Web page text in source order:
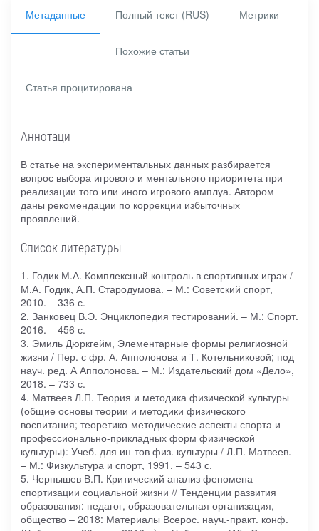
Метаданные Полный текст (RUS) Метрики
Похожие статьи
Статья процитирована
Аннотаци
В статье на экспериментальных данных разбирается
вопрос выбора игрового и ментального приоритета при
реализации того или иного игрового амплуа. Автором
даны рекомендации по коррекции избыточных
проявлений.
Список литературы
1. Годик М.А. Комплексный контроль в спортивных играх /
М.А. Годик, А.П. Стародумова. – М.: Советский спорт,
2010. – 336 с.
2. Занковец В.Э. Энциклопедия тестирований. – М.: Спорт.
2016. – 456 с.
3. Эмиль Дюркгейм, Элементарные формы религиозной
жизни / Пер. с фр. А. Апполонова и Т. Котельниковой; под
науч. ред. А Апполонова. – М.: Издательский дом «Дело»,
2018. – 733 с.
4. Матвеев Л.П. Теория и методика физической культуры
(общие основы теории и методики физического
воспитания; теоретико-методические аспекты спорта и
профессионально-прикладных форм физической
культуры): Учеб. для ин-тов физ. культуры / Л.П. Матвеев.
– М.: Физкультура и спорт, 1991. – 543 с.
5. Чернышев В.П. Критический анализ феномена
спортизации социальной жизни // Тенденции развития
образования: педагог, образовательная организация,
общество – 2018: Материалы Всерос. науч.-практ. конф.